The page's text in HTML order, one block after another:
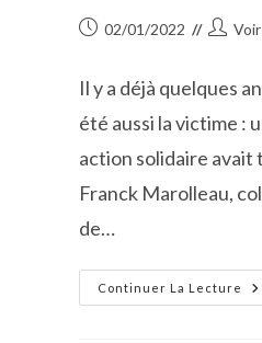
Publication
02/01/2022
Auteur/
Il y a déjà quelques
été aussi la victime :
action solidaire avait
Franck Marolleau,
de…
Continuer La Lecture
Les